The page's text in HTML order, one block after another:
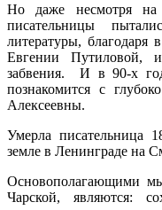
Но даже несмотря на
писательницы
литературы, благодаря
Евгении Путиловой,
забвения. И в 90-х
познакомится с
Алексеевны.
Умерла писательница
земле в Ленинграде на
Основополагающими
Чарской, являются: